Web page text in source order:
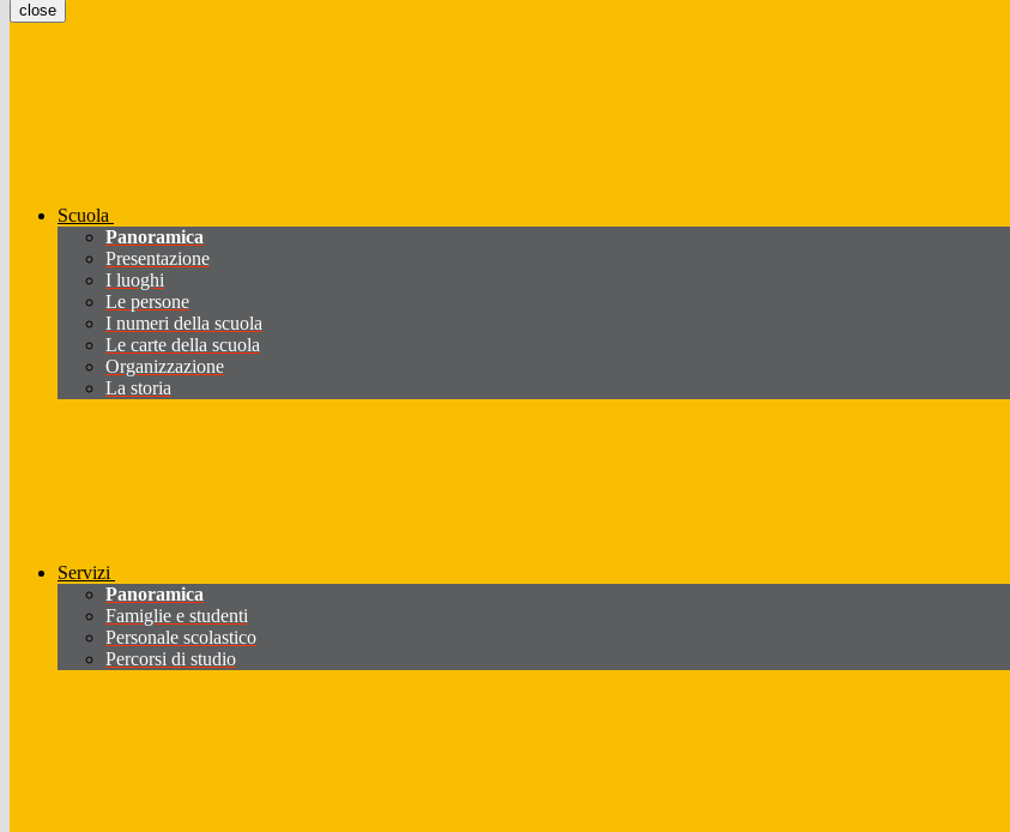
close
Scuola
Panoramica
Presentazione
I luoghi
Le persone
I numeri della scuola
Le carte della scuola
Organizzazione
La storia
Servizi
Panoramica
Famiglie e studenti
Personale scolastico
Percorsi di studio